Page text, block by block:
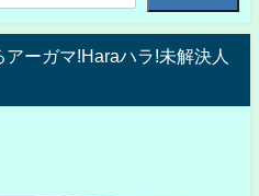
ーガマ!Haraハラ!未解決人